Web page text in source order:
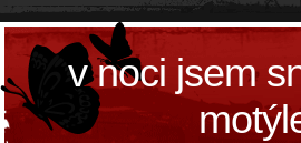
v noci jsem